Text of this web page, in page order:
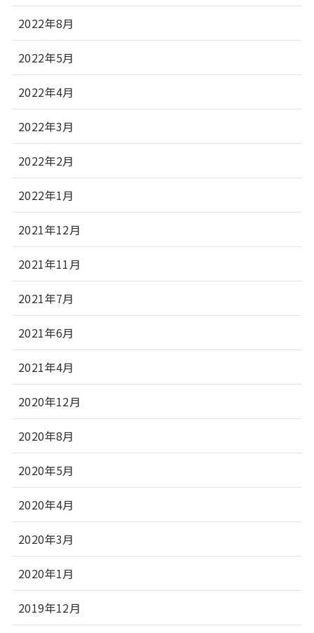
2022年8月
2022年5月
2022年4月
2022年3月
2022年2月
2022年1月
2021年12月
2021年11月
2021年7月
2021年6月
2021年4月
2020年12月
2020年8月
2020年5月
2020年4月
2020年3月
2020年1月
2019年12月